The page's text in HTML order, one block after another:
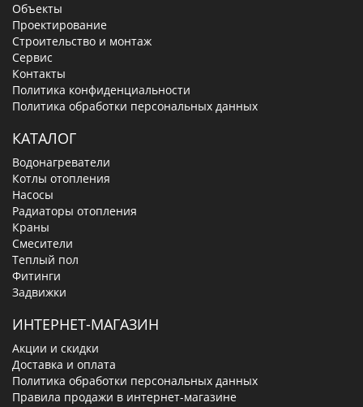
Объекты
Проектирование
Строительство и монтаж
Сервис
Контакты
Политика конфиденциальности
Политика обработки персональных данных
КАТАЛОГ
Водонагреватели
Котлы отопления
Насосы
Радиаторы отопления
Краны
Смесители
Теплый пол
Фитинги
Задвижки
ИНТЕРНЕТ-МАГАЗИН
Акции и скидки
Доставка и оплата
Политика обработки персональных данных
Правила продажи в интернет-магазине